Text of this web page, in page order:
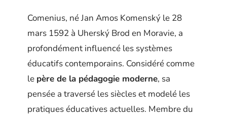
Comenius, né Jan Amos Komenský le 28
mars 1592 à Uherský Brod en Moravie, a
profondément influencé les systèmes
éducatifs contemporains. Considéré comme
le père de la pédagogie moderne, sa
pensée a traversé les siècles et modelé les
pratiques éducatives actuelles. Membre du